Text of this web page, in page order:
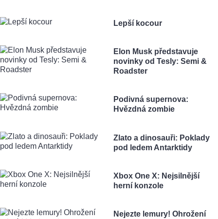
Lepší kocour
Elon Musk představuje
novinky od Tesly: Semi &
Roadster
Podivná supernova:
Hvězdná zombie
Zlato a dinosauři: Poklady
pod ledem Antarktidy
Xbox One X: Nejsilnější
herní konzole
Nejezte lemury! Ohrožení